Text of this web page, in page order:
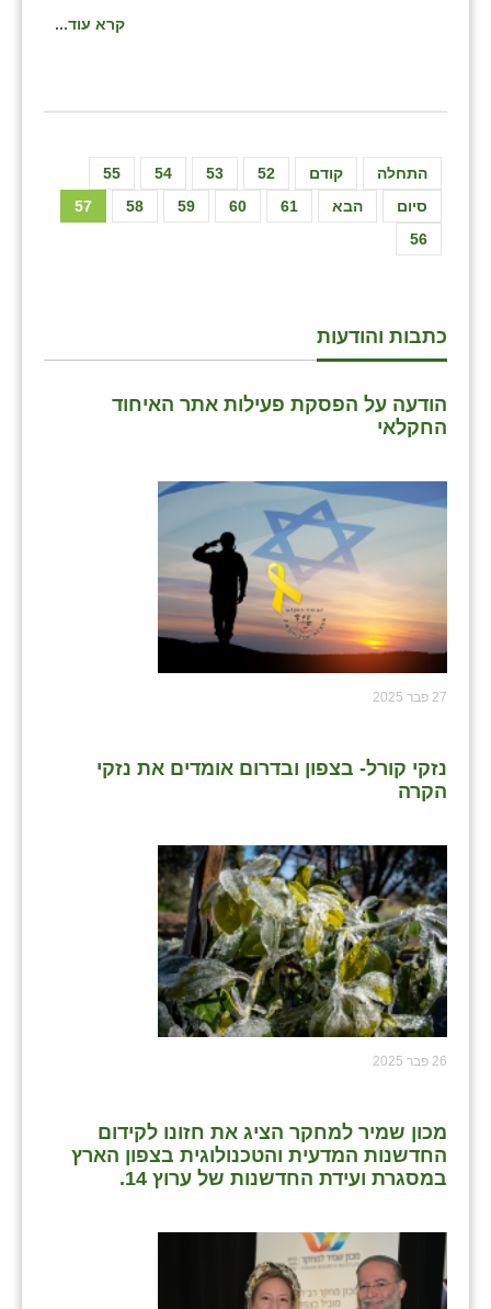
קרא עוד...
התחלה קודם 52
53
54
55
56
57 58 59 60 61 הבא סיום
כתבות והודעות
הודעה על הפסקת פעילות אתר האיחוד
החקלאי
27 פבר 2025
נזקי קורל- בצפון ובדרום אומדים את נזקי
הקרה
26 פבר 2025
מכון שמיר למחקר הציג את חזונו לקידום
החדשנות המדעית והטכנולוגית בצפון הארץ
במסגרת ועידת החדשנות של ערוץ 14.